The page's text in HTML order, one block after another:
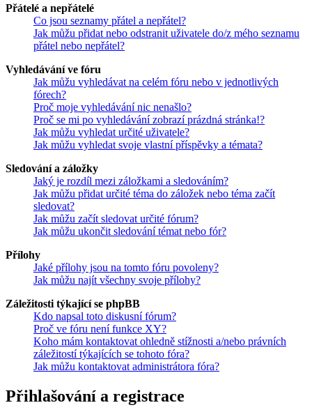
Přátelé a nepřátelé
Co jsou seznamy přátel a nepřátel?
Jak můžu přidat nebo odstranit uživatele do/z mého seznamu
přátel nebo nepřátel?
Vyhledávání ve fóru
Jak můžu vyhledávat na celém fóru nebo v jednotlivých
fórech?
Proč moje vyhledávání nic nenašlo?
Proč se mi po vyhledávání zobrazí prázdná stránka!?
Jak můžu vyhledat určité uživatele?
Jak můžu vyhledat svoje vlastní příspěvky a témata?
Sledování a záložky
Jaký je rozdíl mezi záložkami a sledováním?
Jak můžu přidat určité téma do záložek nebo téma začít
sledovat?
Jak můžu začít sledovat určité fórum?
Jak můžu ukončit sledování témat nebo fór?
Přílohy
Jaké přílohy jsou na tomto fóru povoleny?
Jak můžu najít všechny svoje přílohy?
Záležitosti týkající se phpBB
Kdo napsal toto diskusní fórum?
Proč ve fóru není funkce XY?
Koho mám kontaktovat ohledně stížnosti a/nebo právních
záležitostí týkajících se tohoto fóra?
Jak můžu kontaktovat administrátora fóra?
Přihlašování a registrace